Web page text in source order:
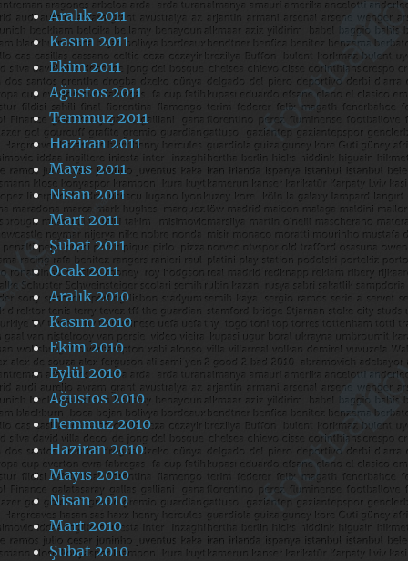
Aralık 2011
Kasım 2011
Ekim 2011
Ağustos 2011
Temmuz 2011
Haziran 2011
Mayıs 2011
Nisan 2011
Mart 2011
Şubat 2011
Ocak 2011
Aralık 2010
Kasım 2010
Ekim 2010
Eylül 2010
Ağustos 2010
Temmuz 2010
Haziran 2010
Mayıs 2010
Nisan 2010
Mart 2010
Şubat 2010